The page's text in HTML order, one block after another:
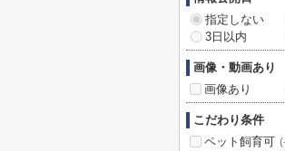
指定しない
3日以内
画像・動画あり
画像あり
こだわり条件
ペット飼育可